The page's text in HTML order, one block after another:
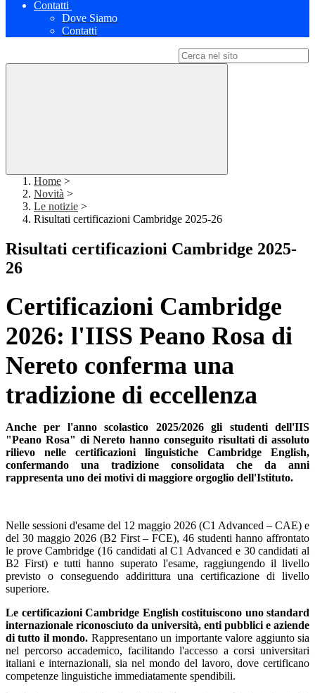
Contatti
Dove Siamo
Contatti
Home >
Novità >
Le notizie >
Risultati certificazioni Cambridge 2025-26
Risultati certificazioni Cambridge 2025-
26
Certificazioni Cambridge
2026: l'IISS Peano Rosa di
Nereto conferma una
tradizione di eccellenza
Anche per l'anno scolastico 2025/2026 gli studenti dell'IIS
"Peano Rosa" di Nereto hanno conseguito risultati di assoluto
rilievo nelle certificazioni linguistiche Cambridge English,
confermando una tradizione consolidata che da anni
rappresenta uno dei motivi di maggiore orgoglio dell'Istituto.
Nelle sessioni d'esame del 12 maggio 2026 (C1 Advanced – CAE) e
del 30 maggio 2026 (B2 First – FCE), 46 studenti hanno affrontato
le prove Cambridge (16 candidati al C1 Advanced e 30 candidati al
B2 First) e tutti hanno superato l'esame, raggiungendo il livello
previsto o conseguendo addirittura una certificazione di livello
superiore.
Le certificazioni Cambridge English costituiscono uno standard
internazionale riconosciuto da università, enti pubblici e aziende
di tutto il mondo. Rappresentano un importante valore aggiunto sia
nel percorso accademico, facilitando l'accesso a corsi universitari
italiani e internazionali, sia nel mondo del lavoro, dove certificano
competenze linguistiche immediatamente spendibili.